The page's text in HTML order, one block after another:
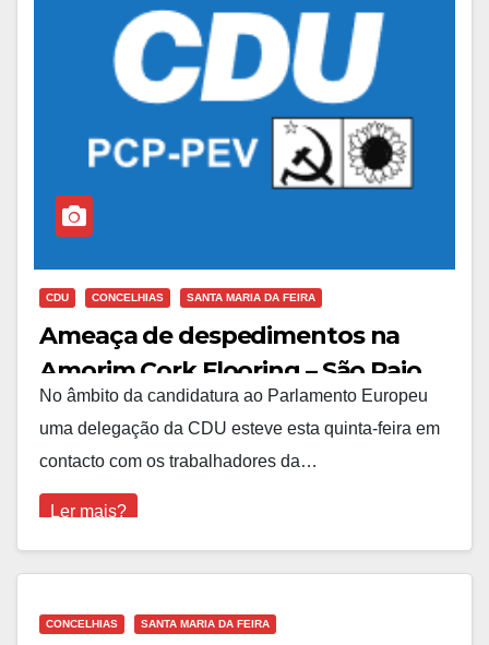
CDU CONCELHIAS SANTA MARIA DA FEIRA
Ameaça de despedimentos na
Amorim Cork Flooring – São Paio
de Oleiros
No âmbito da candidatura ao Parlamento Europeu
uma delegação da CDU esteve esta quinta-feira em
contacto com os trabalhadores da…
Ler mais?
CONCELHIAS SANTA MARIA DA FEIRA